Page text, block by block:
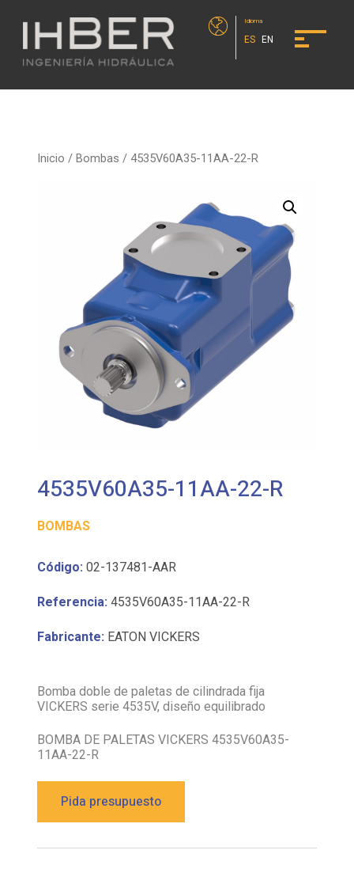
Idioma
ES EN
Inicio /Bombas / 4535V60A35-11AA-22-R
4535V60A35-11AA-22-R
BOMBAS
Código: 02-137481-AAR
Referencia: 4535V60A35-11AA-22-R
Fabricante: EATON VICKERS
Bomba doble de paletas de cilindrada fija
VICKERS serie 4535V, diseño equilibrado
BOMBA DE PALETAS VICKERS 4535V60A35-
11AA-22-R
Pida presupuesto